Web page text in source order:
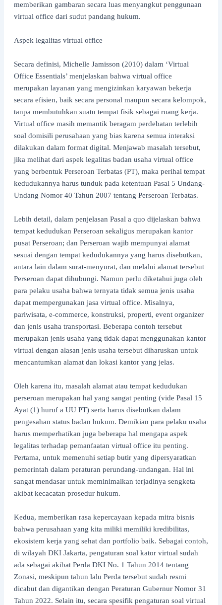
memberikan gambaran secara luas menyangkut penggunaan
virtual office dari sudut pandang hukum.
Aspek legalitas virtual office
Secara definisi, Michelle Jamisson (2010) dalam ‘Virtual
Office Essentials’ menjelaskan bahwa virtual office
merupakan layanan yang mengizinkan karyawan bekerja
secara efisien, baik secara personal maupun secara kelompok,
tanpa membutuhkan suatu tempat fisik sebagai ruang kerja.
Virtual office masih memantik beragam perdebatan terlebih
soal domisili perusahaan yang bias karena semua interaksi
dilakukan dalam format digital. Menjawab masalah tersebut,
jika melihat dari aspek legalitas badan usaha virtual office
yang berbentuk Perseroan Terbatas (PT), maka perihal tempat
kedudukannya harus tunduk pada ketentuan Pasal 5 Undang-
Undang Nomor 40 Tahun 2007 tentang Perseroan Terbatas.
Lebih detail, dalam penjelasan Pasal a quo dijelaskan bahwa
tempat kedudukan Perseroan sekaligus merupakan kantor
pusat Perseroan; dan Perseroan wajib mempunyai alamat
sesuai dengan tempat kedudukannya yang harus disebutkan,
antara lain dalam surat-menyurat, dan melalui alamat tersebut
Perseroan dapat dihubungi. Namun perlu diketahui juga oleh
para pelaku usaha bahwa ternyata tidak semua jenis usaha
dapat mempergunakan jasa virtual office. Misalnya,
pariwisata, e-commerce, konstruksi, properti, event organizer
dan jenis usaha transportasi. Beberapa contoh tersebut
merupakan jenis usaha yang tidak dapat menggunakan kantor
virtual dengan alasan jenis usaha tersebut diharuskan untuk
mencantumkan alamat dan lokasi kantor yang jelas.
Oleh karena itu, masalah alamat atau tempat kedudukan
perseroan merupakan hal yang sangat penting (vide Pasal 15
Ayat (1) huruf a UU PT) serta harus disebutkan dalam
pengesahan status badan hukum. Demikian para pelaku usaha
harus memperhatikan juga beberapa hal mengapa aspek
legalitas terhadap pemanfaatan virtual office itu penting.
Pertama, untuk memenuhi setiap butir yang dipersyaratkan
pemerintah dalam peraturan perundang-undangan. Hal ini
sangat mendasar untuk meminimalkan terjadinya sengketa
akibat kecacatan prosedur hukum.
Kedua, memberikan rasa kepercayaan kepada mitra bisnis
bahwa perusahaan yang kita miliki memiliki kredibilitas,
ekosistem kerja yang sehat dan portfolio baik. Sebagai contoh,
di wilayah DKI Jakarta, pengaturan soal kator virtual sudah
ada sebagai akibat Perda DKI No. 1 Tahun 2014 tentang
Zonasi, meskipun tahun lalu Perda tersebut sudah resmi
dicabut dan digantikan dengan Peraturan Gubernur Nomor 31
Tahun 2022. Selain itu, secara spesifik pengaturan soal virtual